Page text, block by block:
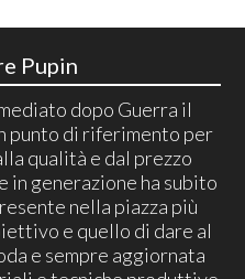
Pupin
dopo Guerra il
punto di riferimento per
qualità e dal prezzo
generazione ha subito
nella piazza più
e quello di dare al
e sempre aggiornata